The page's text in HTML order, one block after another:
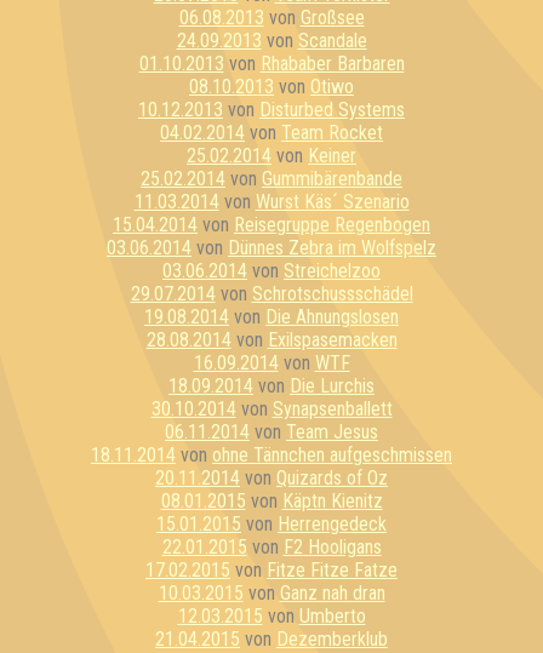
06.08.2013 von Großsee
24.09.2013 von Scandale
01.10.2013 von Rhababer Barbaren
08.10.2013 von Otiwo
10.12.2013 von Disturbed Systems
04.02.2014 von Team Rocket
25.02.2014 von Keiner
25.02.2014 von Gummibärenbande
11.03.2014von Wurst Käs´ Szenario
15.04.2014 von Reisegruppe Regenbogen
03.06.2014 von Dünnes Zebra im Wolfspelz
03.06.2014 von Streichelzoo
29.07.2014von Schrotschussschädel
19.08.2014 von Die Ahnungslosen
28.08.2014von Exilspasemacken
16.09.2014von WTF
18.09.2014 von Die Lurchis
30.10.2014von Synapsenballett
06.11.2014 von Team Jesus
18.11.2014 von ohne Tännchen aufgeschmissen
20.11.2014 von Quizards of Oz
08.01.2015 von Käptn Kienitz
15.01.2015 von Herrengedeck
22.01.2015 von F2 Hooligans
17.02.2015 von Fitze Fitze Fatze
10.03.2015 von Ganz nah dran
12.03.2015 von Umberto
21.04.2015 von Dezemberklub